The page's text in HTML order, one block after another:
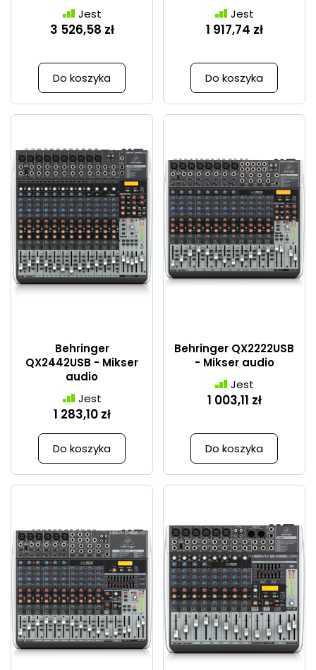
Jest
3 526,58 zł
Do koszyka
Jest
1 917,74 zł
Do koszyka
Behringer
QX2442USB - Mikser
audio
Jest
1 283,10 zł
Do koszyka
Behringer QX2222USB
- Mikser audio
Jest
1 003,11 zł
Do koszyka